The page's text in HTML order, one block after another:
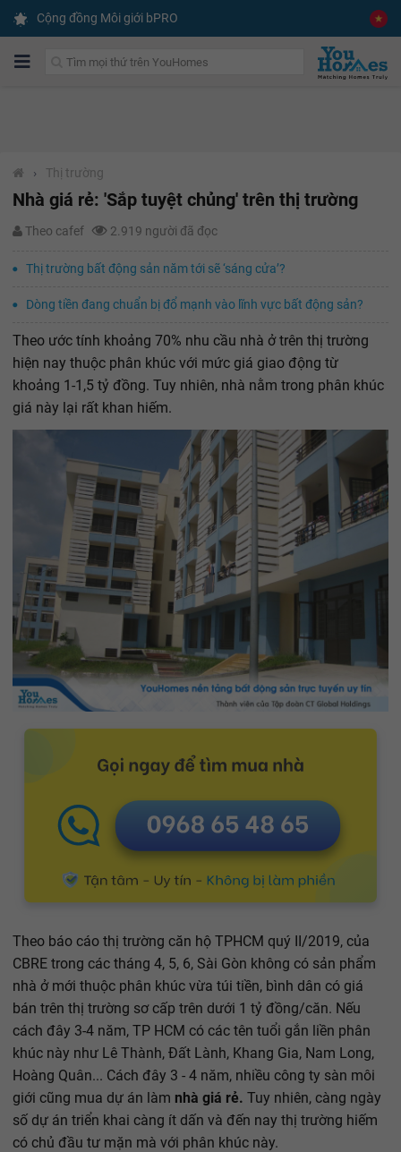
Cộng đồng Môi giới bPRO
› Thị trường
Nhà giá rẻ: 'Sắp tuyệt chủng' trên thị trường
Theo cafef 2.919 người đã đọc
Thị trường bất động sản năm tới sẽ ‘sáng cửa’?
Dòng tiền đang chuẩn bị đổ mạnh vào lĩnh vực bất động sản?
Theo ước tính khoảng 70% nhu cầu nhà ở trên thị trường
hiện nay thuộc phân khúc với mức giá giao động từ
khoảng 1-1,5 tỷ đồng. Tuy nhiên, nhà nằm trong phân khúc
giá này lại rất khan hiếm.
Theo báo cáo thị trường căn hộ TPHCM quý II/2019, của
CBRE trong các tháng 4, 5, 6, Sài Gòn không có sản phẩm
nhà ở mới thuộc phân khúc vừa túi tiền, bình dân có giá
bán trên thị trường sơ cấp trên dưới 1 tỷ đồng/căn. Nếu
cách đây 3-4 năm, TP HCM có các tên tuổi gắn liền phân
khúc này như Lê Thành, Đất Lành, Khang Gia, Nam Long,
Hoàng Quân... Cách đây 3 - 4 năm, nhiều công ty sàn môi
giới cũng mua dự án làm nhà giá rẻ. Tuy nhiên, càng ngày
số dự án triển khai càng ít dấn và đến nay thị trường hiếm
có chủ đầu tư mặn mà với phân khúc này.